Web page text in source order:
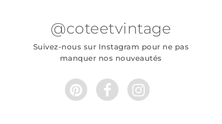
@coteetvintage
Suivez-nous sur Instagram pour ne pas
manquer nos nouveautés